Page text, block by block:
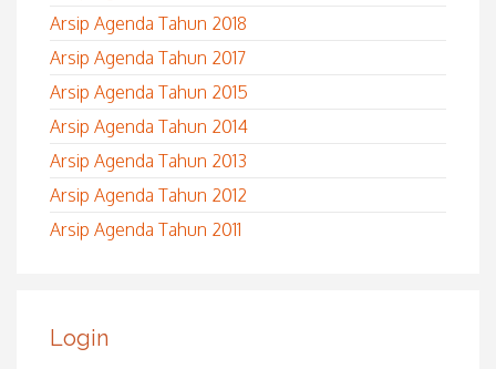
Arsip Agenda Tahun 2018
Arsip Agenda Tahun 2017
Arsip Agenda Tahun 2015
Arsip Agenda Tahun 2014
Arsip Agenda Tahun 2013
Arsip Agenda Tahun 2012
Arsip Agenda Tahun 2011
Login